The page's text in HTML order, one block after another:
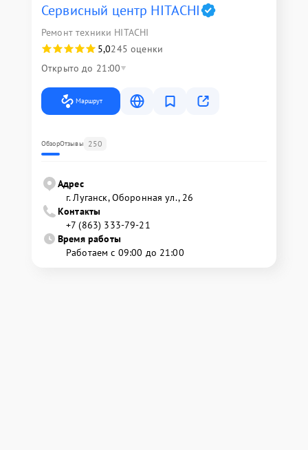
Сервисный центр HITACHI
Ремонт техники HITACHI
5,0245 оценки
Открыто до 21:00
Маршрут
ОбзорОтзывы 250
Адрес
г. Луганск, Оборонная ул., 26
Контакты
+7 (863) 333-79-21
Время работы
Работаем с 09:00 до 21:00